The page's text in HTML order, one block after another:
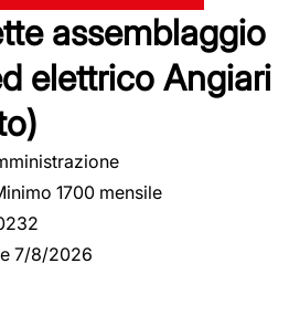
assemblaggio
elettrico Angiari
1700 mensile
7/8/2026